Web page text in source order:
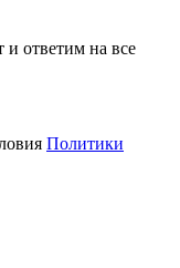
ответим на все
Политики